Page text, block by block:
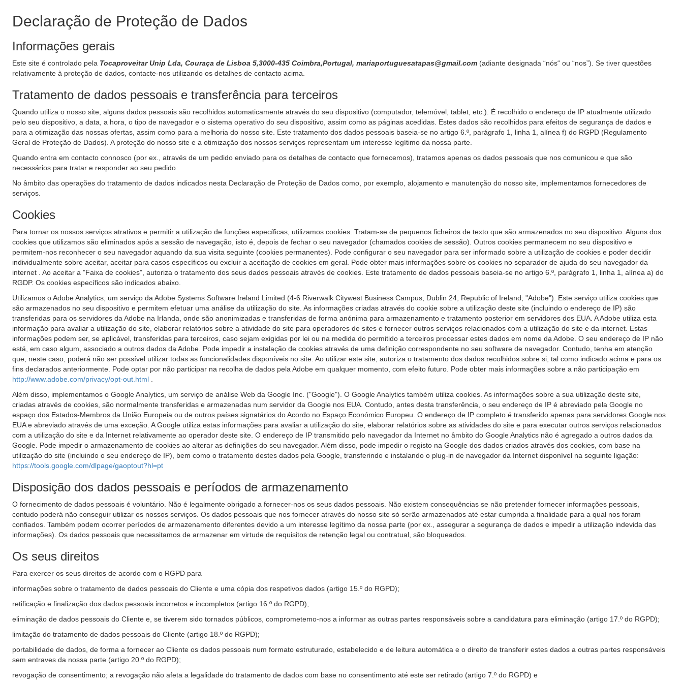
Declaração de Proteção de Dados
Informações gerais
Este site é controlado pela Tocaproveitar Unip Lda, Couraça de Lisboa 5,3000-435 Coimbra,Portugal, mariaportuguesatapas@gmail.com (adiante designada “nós“ ou “nos”). Se tiver questões
relativamente à proteção de dados, contacte-nos utilizando os detalhes de contacto acima.
Tratamento de dados pessoais e transferência para terceiros
Quando utiliza o nosso site, alguns dados pessoais são recolhidos automaticamente através do seu dispositivo (computador, telemóvel, tablet, etc.). É recolhido o endereço de IP atualmente utilizado
pelo seu dispositivo, a data, a hora, o tipo de navegador e o sistema operativo do seu dispositivo, assim como as páginas acedidas. Estes dados são recolhidos para efeitos de segurança de dados e
para a otimização das nossas ofertas, assim como para a melhoria do nosso site. Este tratamento dos dados pessoais baseia-se no artigo 6.º, parágrafo 1, linha 1, alínea f) do RGPD (Regulamento
Geral de Proteção de Dados). A proteção do nosso site e a otimização dos nossos serviços representam um interesse legítimo da nossa parte.
Quando entra em contacto connosco (por ex., através de um pedido enviado para os detalhes de contacto que fornecemos), tratamos apenas os dados pessoais que nos comunicou e que são
necessários para tratar e responder ao seu pedido.
No âmbito das operações do tratamento de dados indicados nesta Declaração de Proteção de Dados como, por exemplo, alojamento e manutenção do nosso site, implementamos fornecedores de
serviços.
Cookies
Para tornar os nossos serviços atrativos e permitir a utilização de funções específicas, utilizamos cookies. Tratam-se de pequenos ficheiros de texto que são armazenados no seu dispositivo. Alguns dos
cookies que utilizamos são eliminados após a sessão de navegação, isto é, depois de fechar o seu navegador (chamados cookies de sessão). Outros cookies permanecem no seu dispositivo e
permitem-nos reconhecer o seu navegador aquando da sua visita seguinte (cookies permanentes). Pode configurar o seu navegador para ser informado sobre a utilização de cookies e poder decidir
individualmente sobre aceitar, aceitar para casos específicos ou excluir a aceitação de cookies em geral. Pode obter mais informações sobre os cookies no separador de ajuda do seu navegador da
internet . Ao aceitar a "Faixa de cookies", autoriza o tratamento dos seus dados pessoais através de cookies. Este tratamento de dados pessoais baseia-se no artigo 6.º, parágrafo 1, linha 1, alínea a) do
RGDP. Os cookies específicos são indicados abaixo.
Utilizamos o Adobe Analytics, um serviço da Adobe Systems Software Ireland Limited (4-6 Riverwalk Citywest Business Campus, Dublin 24, Republic of Ireland; "Adobe"). Este serviço utiliza cookies que
são armazenados no seu dispositivo e permitem efetuar uma análise da utilização do site. As informações criadas através do cookie sobre a utilização deste site (incluindo o endereço de IP) são
transferidas para os servidores da Adobe na Irlanda, onde são anonimizadas e transferidas de forma anónima para armazenamento e tratamento posterior em servidores dos EUA. A Adobe utiliza esta
informação para avaliar a utilização do site, elaborar relatórios sobre a atividade do site para operadores de sites e fornecer outros serviços relacionados com a utilização do site e da internet. Estas
informações podem ser, se aplicável, transferidas para terceiros, caso sejam exigidas por lei ou na medida do permitido a terceiros processar estes dados em nome da Adobe. O seu endereço de IP não
está, em caso algum, associado a outros dados da Adobe. Pode impedir a instalação de cookies através de uma definição correspondente no seu software de navegador. Contudo, tenha em atenção
que, neste caso, poderá não ser possível utilizar todas as funcionalidades disponíveis no site. Ao utilizar este site, autoriza o tratamento dos dados recolhidos sobre si, tal como indicado acima e para os
fins declarados anteriormente. Pode optar por não participar na recolha de dados pela Adobe em qualquer momento, com efeito futuro. Pode obter mais informações sobre a não participação em
http://www.adobe.com/privacy/opt-out.html
Além disso, implementamos o Google Analytics, um serviço de análise Web da Google Inc. ("Google"). O Google Analytics também utiliza cookies. As informações sobre a sua utilização deste site,
criadas através de cookies, são normalmente transferidas e armazenadas num servidor da Google nos EUA. Contudo, antes desta transferência, o seu endereço de IP é abreviado pela Google no
espaço dos Estados-Membros da União Europeia ou de outros países signatários do Acordo no Espaço Económico Europeu. O endereço de IP completo é transferido apenas para servidores Google nos
EUA e abreviado através de uma exceção. A Google utiliza estas informações para avaliar a utilização do site, elaborar relatórios sobre as atividades do site e para executar outros serviços relacionados
com a utilização do site e da Internet relativamente ao operador deste site. O endereço de IP transmitido pelo navegador da Internet no âmbito do Google Analytics não é agregado a outros dados da
Google. Pode impedir o armazenamento de cookies ao alterar as definições do seu navegador. Além disso, pode impedir o registo na Google dos dados criados através dos cookies, com base na
utilização do site (incluindo o seu endereço de IP), bem como o tratamento destes dados pela Google, transferindo e instalando o plug-in de navegador da Internet disponível na seguinte ligação:
https://tools.google.com/dlpage/gaoptout?hl=pt
Disposição dos dados pessoais e períodos de armazenamento
O fornecimento de dados pessoais é voluntário. Não é legalmente obrigado a fornecer-nos os seus dados pessoais. Não existem consequências se não pretender fornecer informações pessoais,
contudo poderá não conseguir utilizar os nossos serviços. Os dados pessoais que nos fornecer através do nosso site só serão armazenados até estar cumprida a finalidade para a qual nos foram
confiados. Também podem ocorrer períodos de armazenamento diferentes devido a um interesse legítimo da nossa parte (por ex., assegurar a segurança de dados e impedir a utilização indevida das
informações). Os dados pessoais que necessitamos de armazenar em virtude de requisitos de retenção legal ou contratual, são bloqueados.
Os seus direitos
Para exercer os seus direitos de acordo com o RGPD para
informações sobre o tratamento de dados pessoais do Cliente e uma cópia dos respetivos dados (artigo 15.º do RGPD);
retificação e finalização dos dados pessoais incorretos e incompletos (artigo 16.º do RGPD);
eliminação de dados pessoais do Cliente e, se tiverem sido tornados públicos, comprometemo-nos a informar as outras partes responsáveis sobre a candidatura para eliminação (artigo 17.º do RGPD);
limitação do tratamento de dados pessoais do Cliente (artigo 18.º do RGPD);
portabilidade de dados, de forma a fornecer ao Cliente os dados pessoais num formato estruturado, estabelecido e de leitura automática e o direito de transferir estes dados a outras partes responsáveis
sem entraves da nossa parte (artigo 20.º do RGPD);
revogação de consentimento; a revogação não afeta a legalidade do tratamento de dados com base no consentimento até este ser retirado (artigo 7.º do RGPD) e